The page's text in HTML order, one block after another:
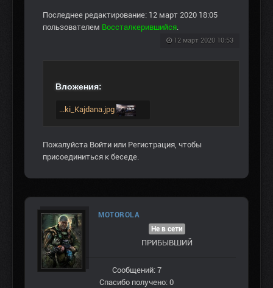
Последнее редактирование: 12 март 2020 18:05
пользователем Воссталкерившийся.
12 март 2020 10:53
Вложения:
...ki_Kajdana.jpg
Пожалуйста Войти или Регистрация, чтобы
присоединиться к беседе.
MOTOROLA
Не в сети
ПРИБЫВШИЙ
Сообщений: 7
Спасибо получено: 0